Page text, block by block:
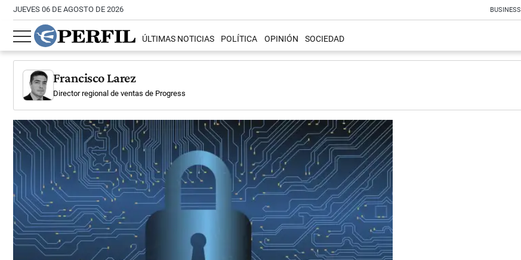
JUEVES 06 DE AGOSTO DE 2026 BUSINESS
ÚLTIMAS NOTICIAS POLÍTICA OPINIÓN SOCIEDAD
Francisco Larez
Director regional de ventas de Progress